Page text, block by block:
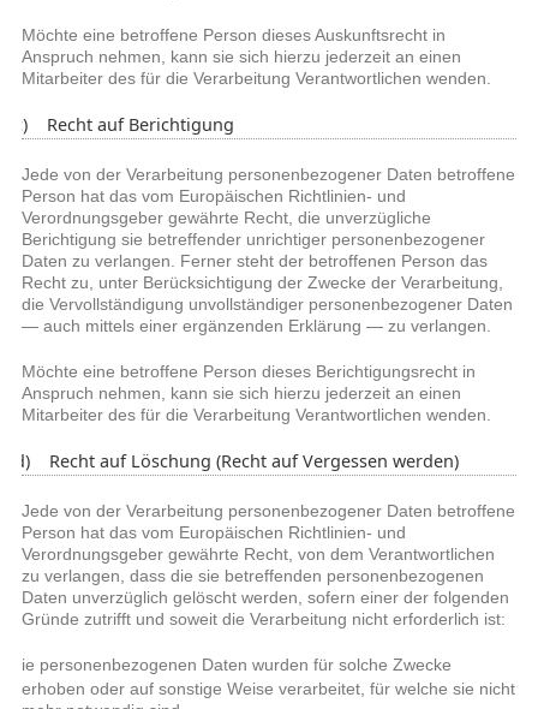
Möchte eine betroffene Person dieses Auskunftsrecht in
Anspruch nehmen, kann sie sich hierzu jederzeit an einen
Mitarbeiter des für die Verarbeitung Verantwortlichen wenden.
c) Recht auf Berichtigung
Jede von der Verarbeitung personenbezogener Daten betroffene
Person hat das vom Europäischen Richtlinien- und
Verordnungsgeber gewährte Recht, die unverzügliche
Berichtigung sie betreffender unrichtiger personenbezogener
Daten zu verlangen. Ferner steht der betroffenen Person das
Recht zu, unter Berücksichtigung der Zwecke der Verarbeitung,
die Vervollständigung unvollständiger personenbezogener Daten
— auch mittels einer ergänzenden Erklärung — zu verlangen.
Möchte eine betroffene Person dieses Berichtigungsrecht in
Anspruch nehmen, kann sie sich hierzu jederzeit an einen
Mitarbeiter des für die Verarbeitung Verantwortlichen wenden.
d) Recht auf Löschung (Recht auf Vergessen werden)
Jede von der Verarbeitung personenbezogener Daten betroffene
Person hat das vom Europäischen Richtlinien- und
Verordnungsgeber gewährte Recht, von dem Verantwortlichen
zu verlangen, dass die sie betreffenden personenbezogenen
Daten unverzüglich gelöscht werden, sofern einer der folgenden
Gründe zutrifft und soweit die Verarbeitung nicht erforderlich ist:
Die personenbezogenen Daten wurden für solche Zwecke
erhoben oder auf sonstige Weise verarbeitet, für welche sie nicht